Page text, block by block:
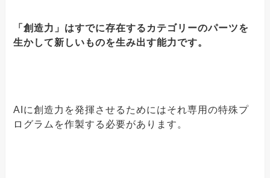
「創造力」はすでに存在するカテゴリーのパーツを
生かして新しいものを生み出す能力です。
AIに創造力を発揮させるためにはそれ専用の特殊プ
ログラムを作製する必要があります。